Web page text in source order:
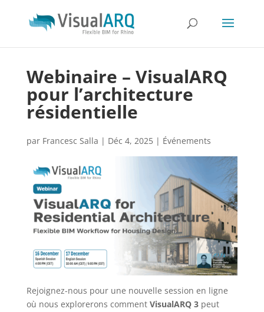
Webinaire – VisualARQ
pour l’architecture
résidentielle
par Francesc Salla | Déc 4, 2025| Événements
Rejoignez-nous pour une nouvelle session en ligne
où nous explorerons comment VisualARQ 3peut